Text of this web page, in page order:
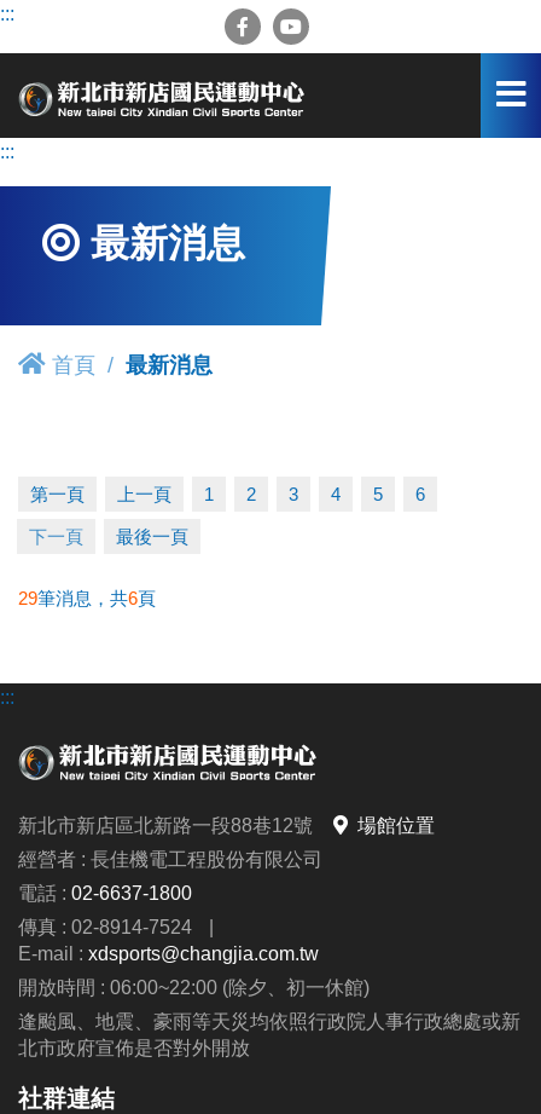
跳
容
:::
:::
最新消息
首頁 最新消息
第一頁 上一頁 1 2 3 4 5 6
下一頁 最後一頁
29筆消息，共6頁
:::
新北市新店區北新路一段88巷12號
場館位置
經營者 : 長佳機電工程股份有限公司
電話 : 02-6637-1800
傳真 : 02-8914-7524
E-mail : xdsports@changjia.com.tw
開放時間 : 06:00~22:00 (除夕、初一休館)
逢颱風、地震、豪雨等天災均依照行政院人事行政總處或新
北市政府宣佈是否對外開放
社群連結